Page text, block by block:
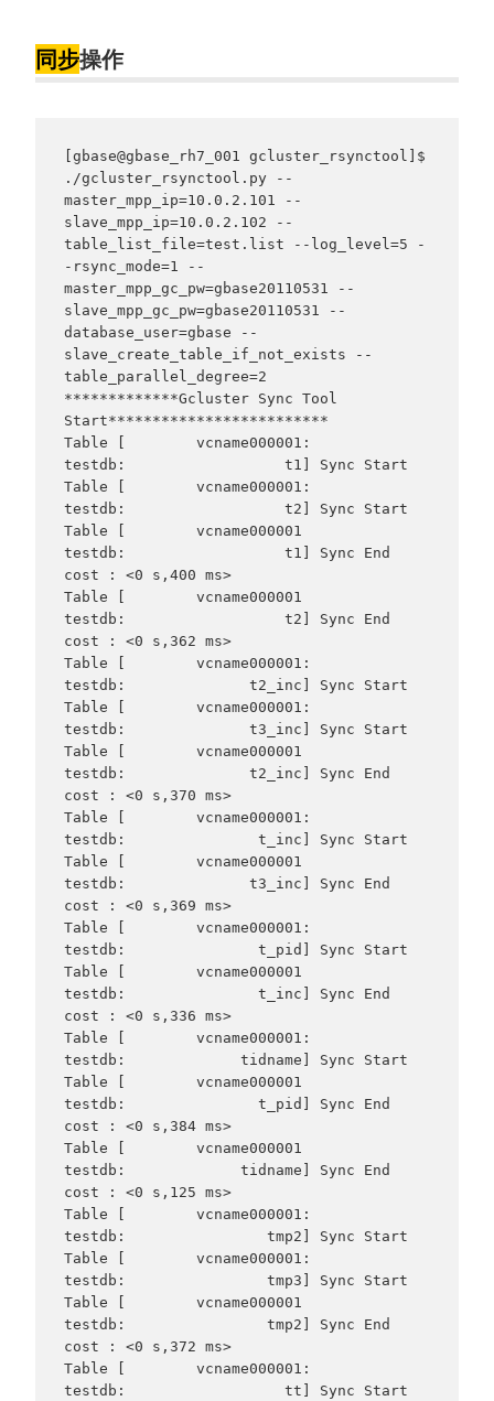
同步操作
[gbase@gbase_rh7_001 gcluster_rsynctool]$
./gcluster_rsynctool.py --
master_mpp_ip=10.0.2.101 --
slave_mpp_ip=10.0.2.102 --
table_list_file=test.list --log_level=5 -
-rsync_mode=1 --
master_mpp_gc_pw=gbase20110531 --
slave_mpp_gc_pw=gbase20110531 --
database_user=gbase --
slave_create_table_if_not_exists --
table_parallel_degree=2
*************Gcluster Sync Tool
Start*************************
Table [        vcname000001:
testdb:                  t1] Sync Start
Table [        vcname000001:
testdb:                  t2] Sync Start
Table [        vcname000001
testdb:                  t1] Sync End
cost : <0 s,400 ms>
Table [        vcname000001
testdb:                  t2] Sync End
cost : <0 s,362 ms>
Table [        vcname000001:
testdb:              t2_inc] Sync Start
Table [        vcname000001:
testdb:              t3_inc] Sync Start
Table [        vcname000001
testdb:              t2_inc] Sync End
cost : <0 s,370 ms>
Table [        vcname000001:
testdb:               t_inc] Sync Start
Table [        vcname000001
testdb:              t3_inc] Sync End
cost : <0 s,369 ms>
Table [        vcname000001:
testdb:               t_pid] Sync Start
Table [        vcname000001
testdb:               t_inc] Sync End
cost : <0 s,336 ms>
Table [        vcname000001:
testdb:             tidname] Sync Start
Table [        vcname000001
testdb:               t_pid] Sync End
cost : <0 s,384 ms>
Table [        vcname000001
testdb:             tidname] Sync End
cost : <0 s,125 ms>
Table [        vcname000001:
testdb:                tmp2] Sync Start
Table [        vcname000001:
testdb:                tmp3] Sync Start
Table [        vcname000001
testdb:                tmp2] Sync End
cost : <0 s,372 ms>
Table [        vcname000001:
testdb:                  tt] Sync Start